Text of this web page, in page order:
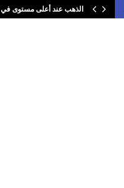
الذهب عند أعلى مستوى في 7 أسابيع…